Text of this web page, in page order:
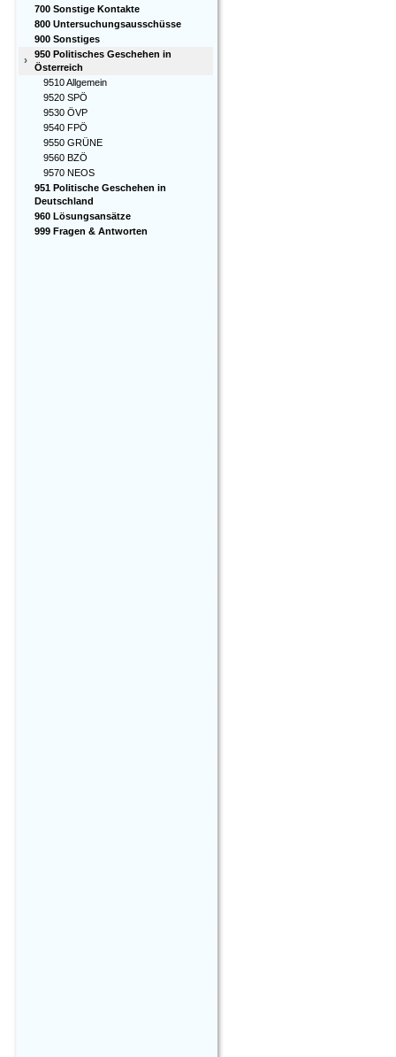
700 Sonstige Kontakte
800 Untersuchungsausschüsse
900 Sonstiges
›
950 Politisches Geschehen in
Österreich
9510 Allgemein
9520 SPÖ
9530 ÖVP
9540 FPÖ
9550 GRÜNE
9560 BZÖ
9570 NEOS
951 Politische Geschehen in
Deutschland
960 Lösungsansätze
999 Fragen & Antworten